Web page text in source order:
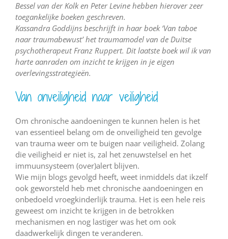
Bessel van der Kolk en Peter Levine hebben hierover zeer
toegankelijke boeken geschreven.
Kassandra Goddijns beschrijft in haar boek ‘Van taboe
naar traumabewust’ het traumamodel van de Duitse
psychotherapeut Franz Ruppert. Dit laatste boek wil ik van
harte aanraden om inzicht te krijgen in je eigen
overlevingsstrategieën.
Van onveiligheid naar veiligheid
Om chronische aandoeningen te kunnen helen is het
van essentieel belang om de onveiligheid ten gevolge
van trauma weer om te buigen naar veiligheid. Zolang
die veiligheid er niet is, zal het zenuwstelsel en het
immuunsysteem (over)alert blijven.
Wie mijn blogs gevolgd heeft, weet inmiddels dat ikzelf
ook geworsteld heb met chronische aandoeningen en
onbedoeld vroegkinderlijk trauma. Het is een hele reis
geweest om inzicht te krijgen in de betrokken
mechanismen en nog lastiger was het om ook
daadwerkelijk dingen te veranderen.